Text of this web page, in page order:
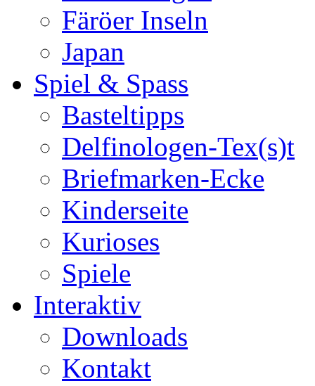
Färöer Inseln
Japan
Spiel & Spass
Basteltipps
Delfinologen-Tex(s)t
Briefmarken-Ecke
Kinderseite
Kurioses
Spiele
Interaktiv
Downloads
Kontakt